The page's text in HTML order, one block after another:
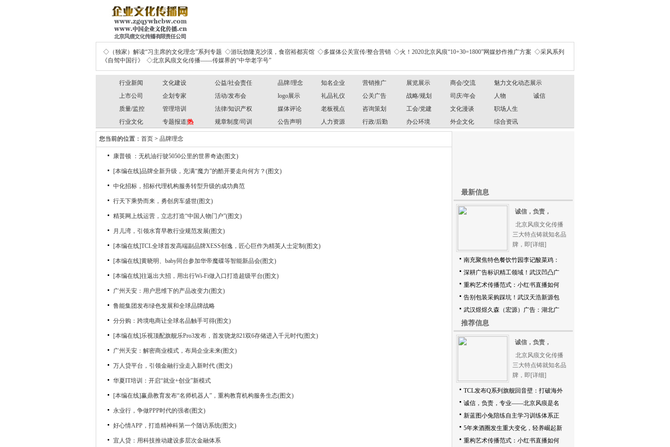
◇（独家）解读“习主席的文化理念”系列专题 ◇游玩勃隆克沙漠，食宿裕都宾馆 ◇多媒体公关宣传/整合营销 ◇火！2020北京风痕“10+30=1800”网媒炒作推广方案 ◇采风系列
《自驾中国行》
◇北京风痕文化传播——传媒界的“中华老字号”
行业新闻 文化建设 公益/社会责任 品牌/理念 知名企业 营销推广 展览展示 商会/交流
魅力文化动态展示
上市公司
企划专家 活动/发布会 logo展示 礼品礼仪 公关广告 战略/规划 司庆/年会 人物
诚信
质量/监控
管理培训 法律/知识产权 媒体评论 老板视点 咨询策划 工会/党建 文化漫谈
职场人生
行业文化
专题报道| 热 规章制度/司训 公告声明 人力资源 行政/后勤 办公环境 外企文化 综合资讯
您当前的位置： 首页 > 品牌理念
康普顿 ：无机油行驶5050公里的世界奇迹(图文)
[本编在线]品牌全新升级，充满“魔力”的酷开要走向何方？(图文)
中化招标，招标代理机构服务转型升级的成功典范
行天下乘势而来，勇创房车盛世(图文)
精英网上线运营，立志打造“中国人物门户”(图文)
月儿湾，引领水育早教行业规范发展(图文)
[本编在线]TCL全球首发高端副品牌XESS创逸，匠心巨作为精英人士定制(图文)
[本编在线]黄晓明、baby同台参加华帝魔碟等智能新品会(图文)
[本编在线]往返出大招，用出行Wi-Fi做入口打造超级平台(图文)
广州天安：用户思维下的产品改变力(图文)
鲁能集团发布绿色发展和全球品牌战略
分分购：跨境电商让全球名品触手可得(图文)
[本编在线]乐视顶配旗舰乐Pro3发布，首发骁龙821双6存储进入千元时代(图文)
广州天安：解密商业模式，布局企业未来(图文)
万人贷平台，引领金融行业走入新时代 (图文)
华夏IT培训：开启“就业+创业”新模式
[本编在线]赢鼎教育发布“名师机器人”，重构教育机构服务生态(图文)
永业行，争做PPP时代的强者(图文)
好心情APP，打造精神科第一个随访系统(图文)
宜人贷：用科技推动建设多层次金融体系
最新信息
诚信，负责，
北京风痕文化传播
三大特点铸就知名品
牌，即 [详细]
南充聚焦特色餐饮竹园李记酸菜鸡：
深耕广告标识精工领域！武汉凹凸广
重构艺术传播范式：小红书直播如何
告别包装采购踩坑！武汉天浩新源包
武汉煜煜久森（宏源）广告：湖北广
推荐信息
诚信，负责，
北京风痕文化传播
三大特点铸就知名品
牌，即 [详细]
TCL发布Q系列旗舰回音壁：打破海外
诚信，负责，专业——北京风痕是名
新蓝图小兔陪练自主学习训练体系正
5年来酒圈发生重大变化，轻养崛起新
重构艺术传播范式：小红书直播如何